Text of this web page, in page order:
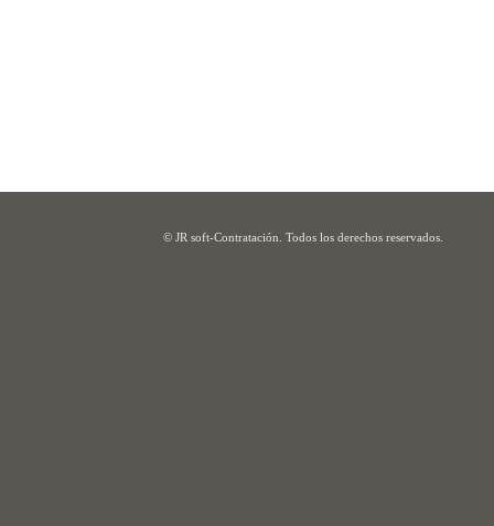
© JR soft-Contratación. Todos los derechos reservados.